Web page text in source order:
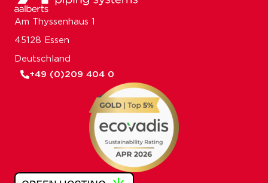
Am Thyssenhaus 1
45128 Essen
Deutschland
+49 (0)209 404 0